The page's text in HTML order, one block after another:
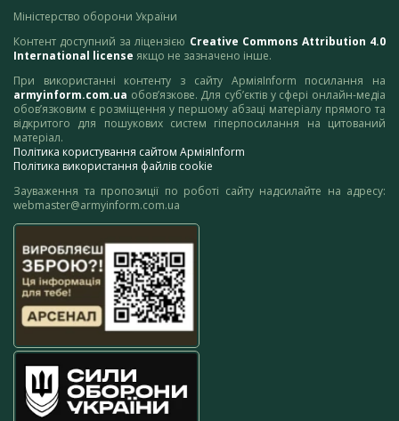
Міністерство оборони України
Контент доступний за ліцензією Creative Commons Attribution 4.0
International license якщо не зазначено інше.
При використанні контенту з сайту АрміяInform посилання на
armyinform.com.ua обов’язкове. Для суб’єктів у сфері онлайн-медіа
обов’язковим є розміщення у першому абзаці матеріалу прямого та
відкритого для пошукових систем гіперпосилання на цитований
матеріал.
Політика користування сайтом АрміяInform
Політика використання файлів cookie
Зауваження та пропозиції по роботі сайту надсилайте на адресу:
webmaster@armyinform.com.ua